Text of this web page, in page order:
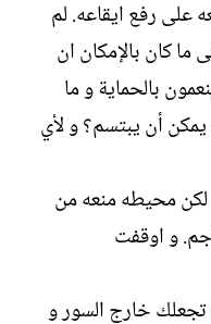
على رفع ايقاعه. لم
كان بالإمكان ان
بالحماية و ما
أن يبتسم؟ و لأي
محيطه منعه من
و اوقفت
خارج السور و